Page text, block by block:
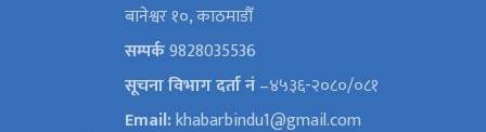
बानेश्वर १०, काठमाडौँ
सम्पर्क9828035536
सूचना विभाग दर्ता नं–४५३६-२०८०/०८१
Email:khabarbindu1@gmail.com